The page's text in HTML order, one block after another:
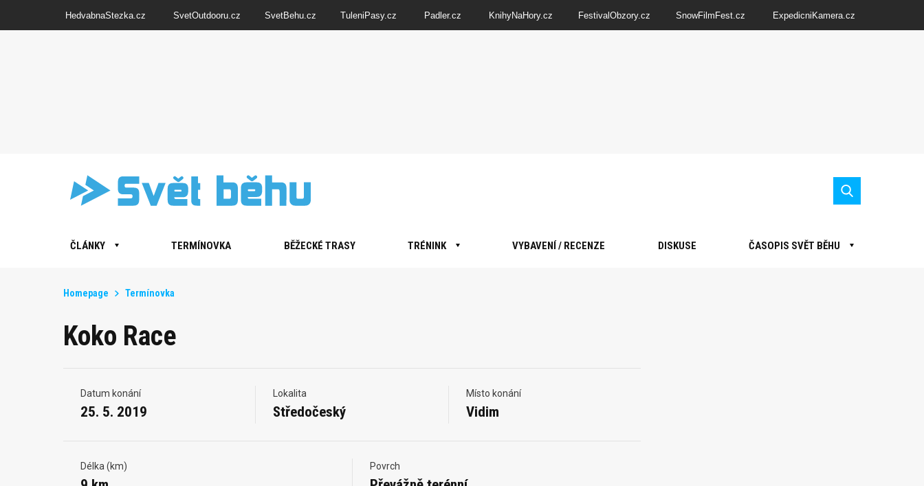
HedvabnaStezka.cz SvetOutdooru.cz SvetBehu.cz TuleniPasy.cz Padler.cz KnihyNaHory.cz FestivalObzory.cz SnowFilmFest.cz ExpedicniKamera.cz
ČLÁNKY TERMÍNOVKA BĚŽECKÉ TRASY TRÉNINK VYBAVENÍ / RECENZE DISKUSE ČASOPIS SVĚT BĚHU
Homepage Termínovka
Koko Race
Datum konání
25. 5. 2019
Lokalita
Středočeský
Místo konání
Vidim
Délka (km) Povrch